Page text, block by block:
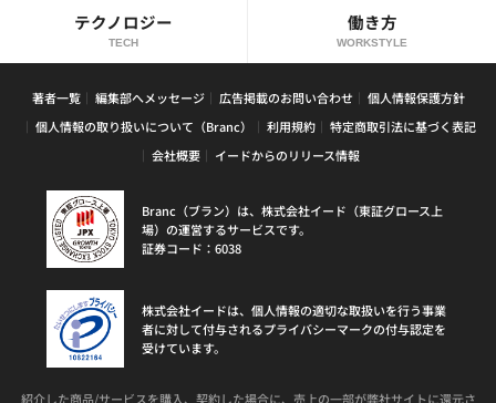
テクノロジー
TECH
働き方
WORKSTYLE
著者一覧 編集部へメッセージ 広告掲載のお問い合わせ
個人情報保護方針
個人情報の取り扱いについて（Branc）
利用規約
特定商取引法に基づく表記
会社概要
イードからのリリース情報
Branc（ブラン）は、株式会社イード（東証グロース上
場）の運営するサービスです。
証券コード：6038
株式会社イードは、個人情報の適切な取扱いを行う事業
者に対して付与されるプライバシーマークの付与認定を
受けています。
紹介した商品/サービスを購入、契約した場合に、売上の一部が弊社サイトに還元さ